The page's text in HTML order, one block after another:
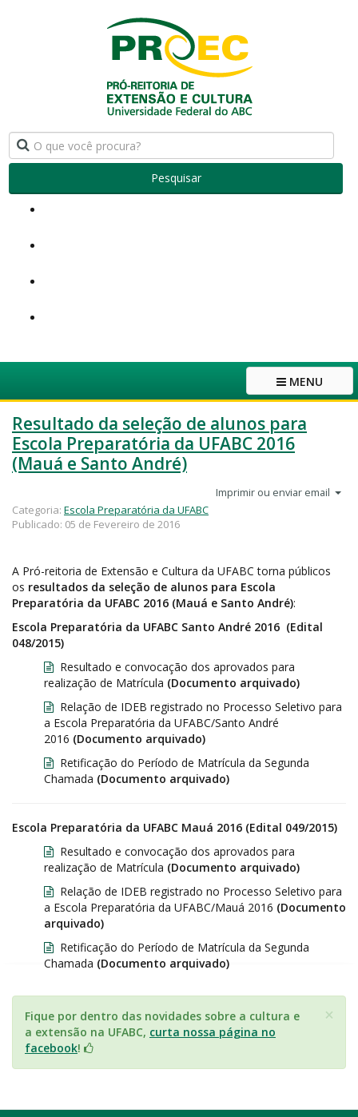
Pesquisar
MENU
Resultado da seleção de alunos para
Escola Preparatória da UFABC 2016
(Mauá e Santo André)
Imprimir ou enviar email
Categoria: Escola Preparatória da UFABC
Publicado: 05 de Fevereiro de 2016
A Pró-reitoria de Extensão e Cultura da UFABC torna públicos
os resultados da seleção de alunos para Escola
Preparatória da UFABC 2016 (Mauá e Santo André):
Escola Preparatória da UFABC Santo André 2016 (Edital
048/2015)
Resultado e convocação dos aprovados para
realização de Matrícula (Documento arquivado)
Relação de IDEB registrado no Processo Seletivo para
a Escola Preparatória da UFABC/Santo André
2016 (Documento arquivado)
Retificação do Período de Matrícula da Segunda
Chamada (Documento arquivado)
Escola Preparatória da UFABC Mauá 2016 (Edital 049/2015)
Resultado e convocação dos aprovados para
realização de Matrícula (Documento arquivado)
Relação de IDEB registrado no Processo Seletivo para
a Escola Preparatória da UFABC/Mauá 2016 (Documento
arquivado)
Retificação do Período de Matrícula da Segunda
Chamada (Documento arquivado)
×
Fique por dentro das novidades sobre a cultura e
a extensão na UFABC, curta nossa página no
facebook!